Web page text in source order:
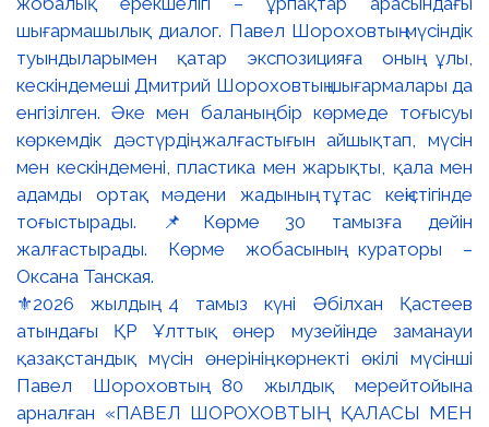
⚜️2026 жылдың 4 тамыз күні Әбілхан Қастеев
атындағы ҚР Ұлттық өнер музейінде заманауи
қазақстандық мүсін өнерінің көрнекті өкілі мүсінші
Павел Шороховтың 80 жылдық мерейтойына
арналған «ПАВЕЛ ШОРОХОВТЫҢ ҚАЛАСЫ МЕН